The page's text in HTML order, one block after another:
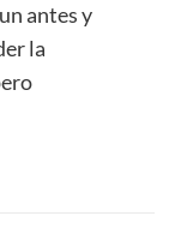
antes y
la